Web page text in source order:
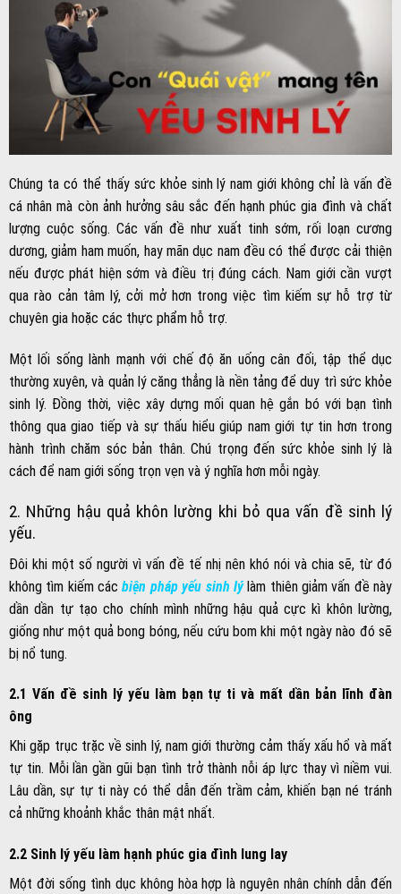
Chúng ta có thể thấy sức khỏe sinh lý nam giới không chỉ là vấn đề
cá nhân mà còn ảnh hưởng sâu sắc đến hạnh phúc gia đình và chất
lượng cuộc sống. Các vấn đề như xuất tinh sớm, rối loạn cương
dương, giảm ham muốn, hay mãn dục nam đều có thể được cải thiện
nếu được phát hiện sớm và điều trị đúng cách. Nam giới cần vượt
qua rào cản tâm lý, cởi mở hơn trong việc tìm kiếm sự hỗ trợ từ
chuyên gia hoặc các thực phẩm hỗ trợ.
Một lối sống lành mạnh với chế độ ăn uống cân đối, tập thể dục
thường xuyên, và quản lý căng thẳng là nền tảng để duy trì sức khỏe
sinh lý. Đồng thời, việc xây dựng mối quan hệ gắn bó với bạn tình
thông qua giao tiếp và sự thấu hiểu giúp nam giới tự tin hơn trong
hành trình chăm sóc bản thân. Chú trọng đến sức khỏe sinh lý là
cách để nam giới sống trọn vẹn và ý nghĩa hơn mỗi ngày.
2. Những hậu quả khôn lường khi bỏ qua vấn đề sinh lý
yếu.
Đôi khi một số người vì vấn đề tế nhị nên khó nói và chia sẽ, từ đó
không tìm kiếm cácbiện pháp yếu sinh lýlàm thiên giảm vấn đề này
dần dần tự tạo cho chính mình những hậu quả cực kì khôn lường,
giống như một quả bong bóng, nếu cứu bom khi một ngày nào đó sẽ
bị nổ tung.
2.1 Vấn đề sinh lý yếu làm bạn tự ti và mất dần bản lĩnh đàn
ông
Khi gặp trục trặc về sinh lý, nam giới thường cảm thấy xấu hổ và mất
tự tin. Mỗi lần gần gũi bạn tình trở thành nỗi áp lực thay vì niềm vui.
Lâu dần, sự tự ti này có thể dẫn đến trầm cảm, khiến bạn né tránh
cả những khoảnh khắc thân mật nhất.
2.2 Sinh lý yếu làm hạnh phúc gia đình lung lay
Một đời sống tình dục không hòa hợp là nguyên nhân chính dẫn đến